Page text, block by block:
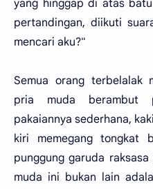
yang hinggap di atas
pertandingan, diikuti
mencari aku?"
Semua orang terbelalak
pria muda berambut
pakaiannya sederhana,
kiri memegang tongkat
punggung garuda
muda ini bukan lain